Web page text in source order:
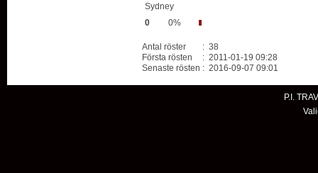
Sydney
0
0%
Antal röster
: 38
Första rösten
: 2011-01-19 09:28
Senaste rösten : 2016-09-07 09:01
P.I.